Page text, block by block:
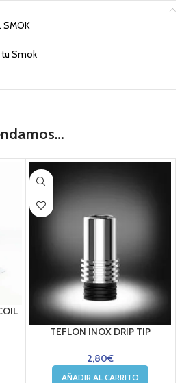
SMOK
tu Smok
TEFLON INOX DRIP TIP
2,80€
AÑADIR AL CARRITO